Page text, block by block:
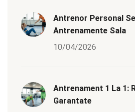
Antrenor Personal
Antrenamente Sala
10/04/2026
Antrenament 1 La 1:
Garantate